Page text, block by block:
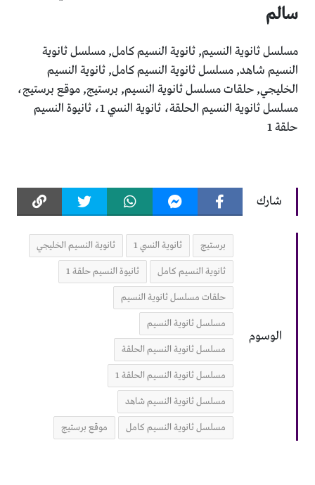
سالم
مسلسل ثانوية النسيم, ثانوية النسيم كامل, مسلسل ثانوية
النسيم شاهد, مسلسل ثانوية النسيم كامل, ثانوية النسيم
الخليجي, حلقات مسلسل ثانوية النسيم, برستيج, موقع برستيج،
مسلسل ثانوية النسيم الحلقة، ثانوية النسي 1، ثانيوة النسيم
حلقة 1
شارك
الوسوم
برستيج ثانوية النسي 1 ثانوية النسيم الخليجي
ثانوية النسيم كامل ثانيوة النسيم حلقة 1
حلقات مسلسل ثانوية النسيم
مسلسل ثانوية النسيم
مسلسل ثانوية النسيم الحلقة
مسلسل ثانوية النسيم الحلقة 1
مسلسل ثانوية النسيم شاهد
مسلسل ثانوية النسيم كامل موقع برستيج